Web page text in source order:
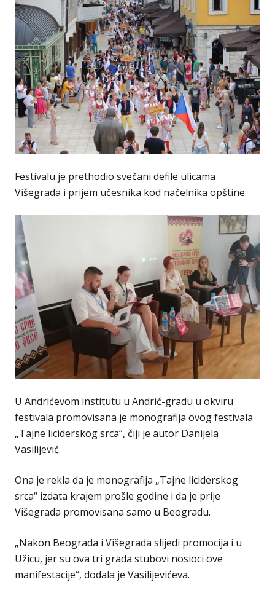
Festivalu je prethodio svečani defile ulicama
Višegrada i prijem učesnika kod načelnika opštine.
U Andrićevom institutu u Andrić-gradu u okviru
festivala promovisana je monografija ovog festivala
„Tajne liciderskog srca“, čiji je autor Danijela
Vasilijević.
Ona je rekla da je monografija „Tajne liciderskog
srca“ izdata krajem prošle godine i da je prije
Višegrada promovisana samo u Beogradu.
„Nakon Beograda i Višegrada slijedi promocija i u
Užicu, jer su ova tri grada stubovi nosioci ove
manifestacije“, dodala je Vasilijevićeva.